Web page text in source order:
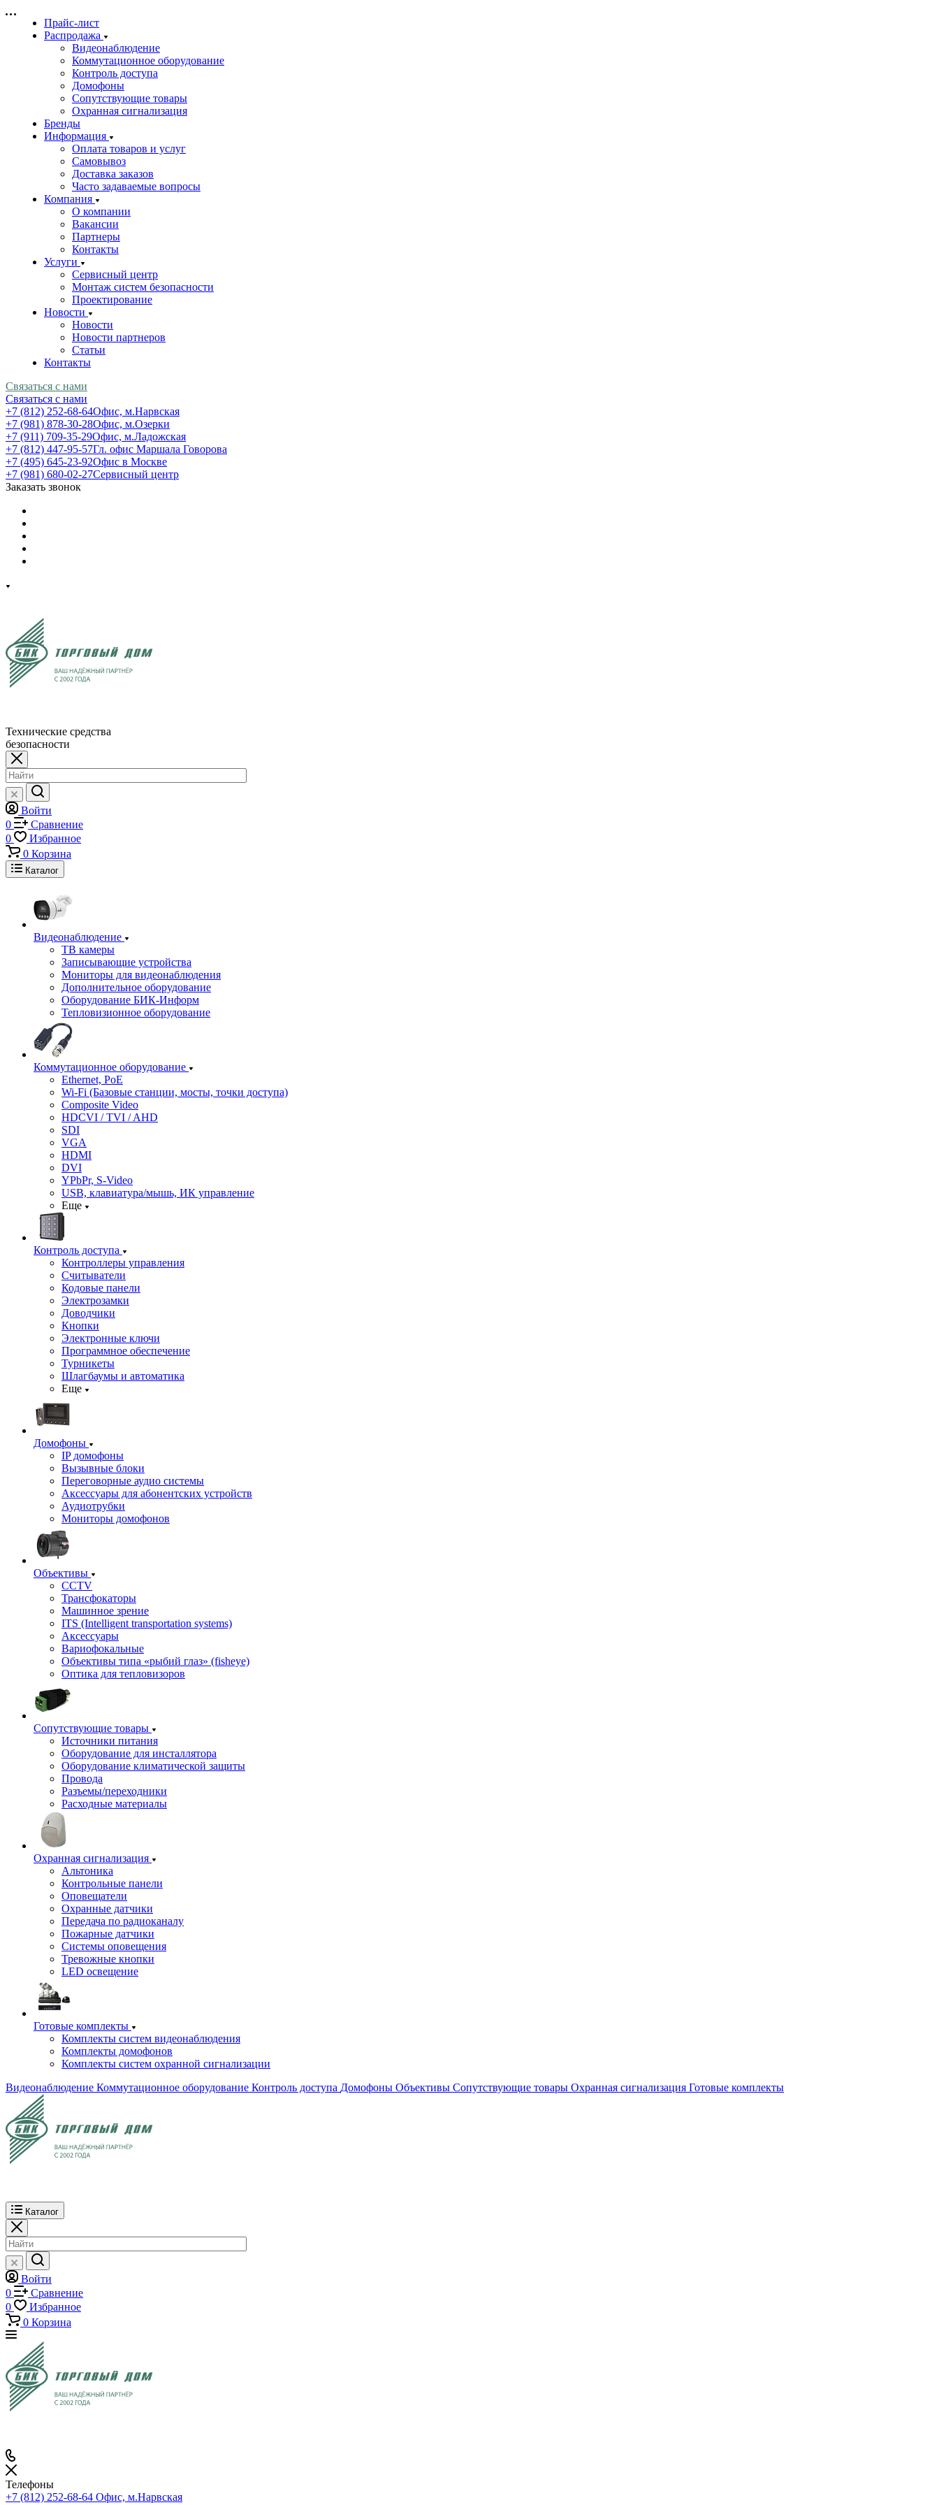
Прайс-лист
Распродажа
Видеонаблюдение
Коммутационное оборудование
Контроль доступа
Домофоны
Сопутствующие товары
Охранная сигнализация
Бренды
Информация
Оплата товаров и услуг
Самовывоз
Доставка заказов
Часто задаваемые вопросы
Компания
О компании
Вакансии
Партнеры
Контакты
Услуги
Сервисный центр
Монтаж систем безопасности
Проектирование
Новости
Новости
Новости партнеров
Статьи
Контакты
Связаться с нами
Связаться с нами
+7 (812) 252-68-64Офис, м.Нарвская
+7 (981) 878-30-28Офис, м.Озерки
+7 (911) 709-35-29Офис, м.Ладожская
+7 (812) 447-95-57Гл. офис Маршала Говорова
+7 (495) 645-23-92Офис в Москве
+7 (981) 680-02-27Сервисный центр
Заказать звонок
Технические средства
безопасности
Войти
0
Сравнение
0
Избранное
0 Корзина
Каталог
Видеонаблюдение
ТВ камеры
Записывающие устройства
Мониторы для видеонаблюдения
Дополнительное оборудование
Оборудование БИК-Информ
Тепловизионное оборудование
Коммутационное оборудование
Ethernet, PoE
Wi-Fi (Базовые станции, мосты, точки доступа)
Composite Video
HDCVI / TVI / AHD
SDI
VGA
HDMI
DVI
YPbPr, S-Video
USB, клавиатура/мышь, ИК управление
Еще
Контроль доступа
Контроллеры управления
Считыватели
Кодовые панели
Электрозамки
Доводчики
Кнопки
Электронные ключи
Программное обеспечение
Турникеты
Шлагбаумы и автоматика
Еще
Домофоны
IP домофоны
Вызывные блоки
Переговорные аудио системы
Аксессуары для абонентских устройств
Аудиотрубки
Мониторы домофонов
Объективы
CCTV
Трансфокаторы
Машинное зрение
ITS (Intelligent transportation systems)
Аксессуары
Вариофокальные
Объективы типа «рыбий глаз» (fisheye)
Оптика для тепловизоров
Сопутствующие товары
Источники питания
Оборудование для инсталлятора
Оборудование климатической защиты
Провода
Разъемы/переходники
Расходные материалы
Охранная сигнализация
Альтоника
Контрольные панели
Оповещатели
Охранные датчики
Передача по радиоканалу
Пожарные датчики
Системы оповещения
Тревожные кнопки
LED освещение
Готовые комплекты
Комплекты систем видеонаблюдения
Комплекты домофонов
Комплекты систем охранной сигнализации
Видеонаблюдение Коммутационное оборудование Контроль доступа Домофоны Объективы Сопутствующие товары Охранная сигнализация Готовые комплекты
Каталог
Войти
0
Сравнение
0
Избранное
0 Корзина
Телефоны
+7 (812) 252-68-64 Офис, м.Нарвская